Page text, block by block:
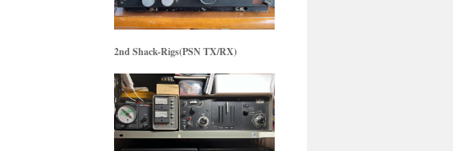
2nd Shack-Rigs(PSN TX/RX)